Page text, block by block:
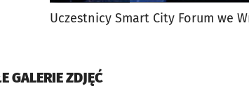
Uczestnicy Smart City Forum we
GALERIE ZDJĘĆ